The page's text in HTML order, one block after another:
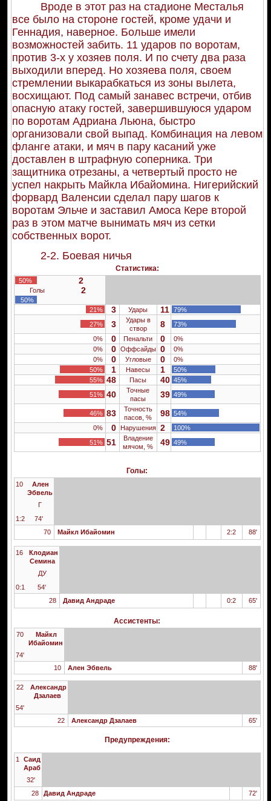
Вроде в этот раз на стадионе Месталья
все было на стороне гостей, кроме удачи и
Геннадия, наверное. Больше имели
возможностей забить. 11 ударов по воротам,
против 3-х у хозяев поля. И по счету два раза
выходили вперед. Но хозяева поля, своем
стремлении выкарабкаться из зоны вылета,
восхищают. Под самый занавес встречи, отбив
опасную атаку гостей, завершившуюся ударом
по воротам Адриана Льюна, быстро
организовали свой выпад. Комбинация на левом
фланге атаки, и мяч в пару касаний уже
доставлен в штрафную соперника. Три
защитника отрезаны, а четвертый просто не
успел накрыть Майкла Ибайомина. Нигерийский
форвард Валенсии сделал пару шагов к
воротам Эльче и заставил Амоса Кере второй
раз в этом матче вынимать мяч из сетки
собственных ворот.
2-2. Боевая ничья
Статистика:
50% 2
Голы 2
50%
21%
3 Удары 11
79%
27%
3
Удары в
створ
8
73%
0%
0 Пенальти 0
0%
0%
0 Оффсайды 0
0%
0%
0 Угловые 0
0%
50%
1 Навесы 1
50%
55% 48 Пасы 40 45%
51% 40
Точные
пасы
39 49%
46% 83
Точность
пасов, %
98 54%
0%
0 Нарушения 2
100%
51% 51
Владение
мячом, %
49 49%
Голы:
10
Ален
Эбвель
Г
1:2
74'
70
Майкл Ибайомин 2:2 88'
16
Клодиан
Семина
ДУ
0:1
54'
28
Давид Андраде 0:2 65'
Ассистенты:
70
Майкл
Ибайомин
74'
10
Ален Эбвель 88'
22
Александр
Дзалаев
54'
22
Александр Дзалаев 65'
Предупреждения:
1
Саид
Араб
32'
28
Давид Андраде 72'